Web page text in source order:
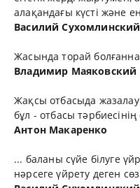
алақандағы күсті және
Василий Сухомлинский
Жасында торай
Владимир Маяковский
Жақсы отбасыда
бұл - отбасы
Антон Макаренко
... баланы сүйе білуге
нәрсеге үйрету деген